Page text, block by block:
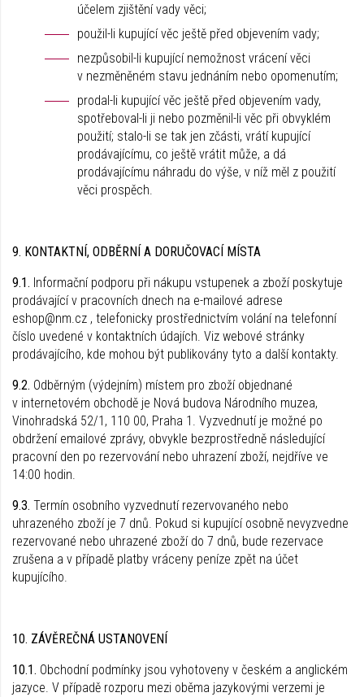
účelem zjištění vady věci;
použil-li kupující věc ještě před objevením vady;
nezpůsobil-li kupující nemožnost vrácení věci
v nezměněném stavu jednáním nebo opomenutím;
prodal-li kupující věc ještě před objevením vady,
spotřeboval-li ji nebo pozměnil-li věc při obvyklém
použití; stalo-li se tak jen zčásti, vrátí kupující
prodávajícímu, co ještě vrátit může, a dá
prodávajícímu náhradu do výše, v níž měl z použití
věci prospěch.
9. KONTAKTNÍ, ODBĚRNÍ A DORUČOVACÍ MÍSTA
9.1. Informační podporu při nákupu vstupenek a zboží poskytuje
prodávající v pracovních dnech na e-mailové adrese
eshop@nm.cz , telefonicky prostřednictvím volání na telefonní
číslo uvedené v kontaktních údajích. Viz webové stránky
prodávajícího, kde mohou být publikovány tyto a další kontakty.
9.2. Odběrným (výdejním) místem pro zboží objednané
v internetovém obchodě je Nová budova Národního muzea,
Vinohradská 52/1, 110 00, Praha 1. Vyzvednutí je možné po
obdržení emailové zprávy, obvykle bezprostředně následující
pracovní den po rezervování nebo uhrazení zboží, nejdříve ve
14:00 hodin.
9.3. Termín osobního vyzvednutí rezervovaného nebo
uhrazeného zboží je 7 dnů. Pokud si kupující osobně nevyzvedne
rezervované nebo uhrazené zboží do 7 dnů, bude rezervace
zrušena a v případě platby vráceny peníze zpět na účet
kupujícího.
10. ZÁVĚREČNÁ USTANOVENÍ
10.1. Obchodní podmínky jsou vyhotoveny v českém a anglickém
jazyce. V případě rozporu mezi oběma jazykovými verzemi je